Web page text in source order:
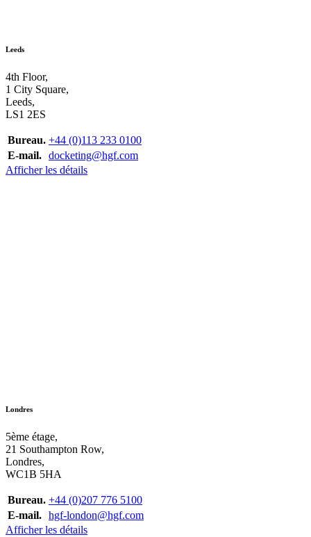
Leeds
4th Floor,
1 City Square,
Leeds,
LS1 2ES
Bureau. +44 (0)113 233 0100
E-mail. docketing@hgf.com
Afficher les détails
Londres
5ème étage,
21 Southampton Row,
Londres,
WC1B 5HA
Bureau. +44 (0)207 776 5100
E-mail. hgf-london@hgf.com
Afficher les détails